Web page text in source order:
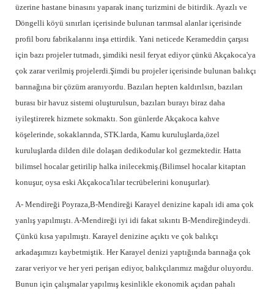
üzerine hastane binasını yaparak inanç turizmini de bitirdik. Ayazlı ve
Döngelli köyü sınırları içerisinde bulunan tarımsal alanlar içerisinde
profil boru fabrikalarını inşa ettirdik. Yani neticede Kerameddin çarşısı
için bazı projeler tutmadı, şimdiki nesil feryat ediyor çünkü Akçakoca'ya
çok zarar verilmiş projelerdi.Şimdi bu projeler içerisinde bulunan balıkçı
barınağına bir çözüm aranıyordu. Bazıları hepten kaldırılsın, bazıları
burası bir havuz sistemi oluşturulsun, bazıları burayı biraz daha
iyileştirerek hizmete sokmaktı. Son günlerde Akçakoca kahve
köşelerinde, sokaklarında, STK.larda, Kamu kuruluşlarda,özel
kuruluşlarda dilden dile dolaşan dedikodular kol gezmektedir. Hatta
bilimsel hocalar getirilip halka inilecekmiş.(Bilimsel hocalar kitaptan
konuşur, oysa eski Akçakoca'lılar tecrübelerini konuşurlar).
A- Mendireği Poyraza,B-Mendireği Karayel denizine kapalı idi ama çok
yanlış yapılmıştı. A-Mendireği iyi idi fakat sıkıntı B-Mendireğindeydi.
Çünkü kısa yapılmıştı. Karayel denizine açıktı ve çok balıkçı
arkadaşımızı kaybetmiştik. Her Karayel denizi yaptığında barınağa çok
zarar veriyor ve her yeri perişan ediyor, balıkçılarımız mağdur oluyordu.
Bunun için çalışmalar yapılmış kesinlikle ekonomik açıdan pahalı